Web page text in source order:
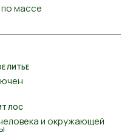
массе
ЛИТЬЕ
ЛОС
и окружающей